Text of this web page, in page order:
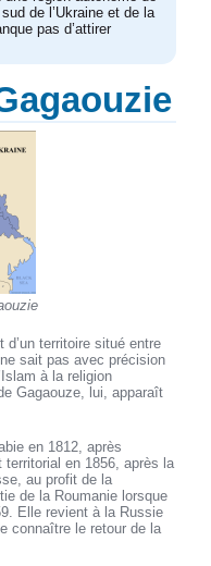
de l’Ukraine et de la
pas d’attirer
d’un territoire situé entre
sait pas avec précision
à la religion
Gagaouze, lui, apparaît
en 1812, après
territorial en 1856, après la
au profit de la
de la Roumanie lorsque
Elle revient à la Russie
connaître le retour de la